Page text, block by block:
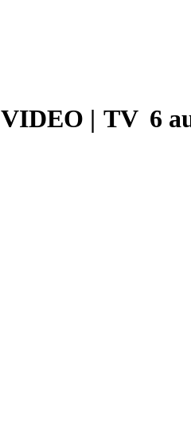
VIDEO | TV 6